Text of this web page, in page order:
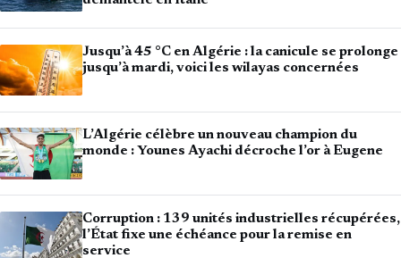
Jusqu’à 45 °C en Algérie : la canicule se prolonge
jusqu’à mardi, voici les wilayas concernées
L’Algérie célèbre un nouveau champion du
monde : Younes Ayachi décroche l’or à Eugene
Corruption : 139 unités industrielles récupérées,
l’État fixe une échéance pour la remise en
service